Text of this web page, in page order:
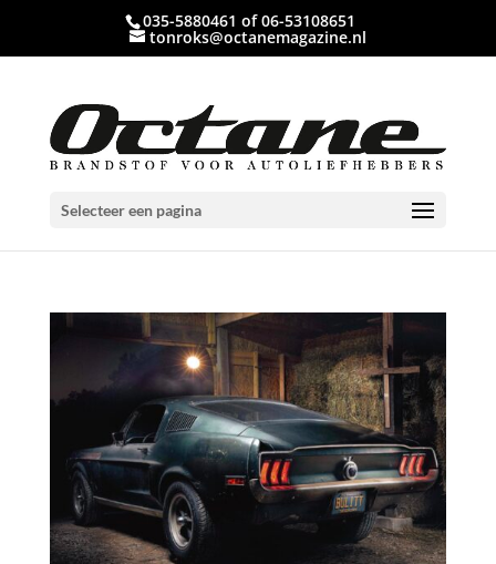
035-5880461 of 06-53108651
tonroks@octanemagazine.nl
Selecteer een pagina